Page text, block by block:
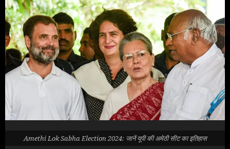
Amethi Lok Sabha Election 2024: जानें यूपी की अमेठी सीट का इतिहास